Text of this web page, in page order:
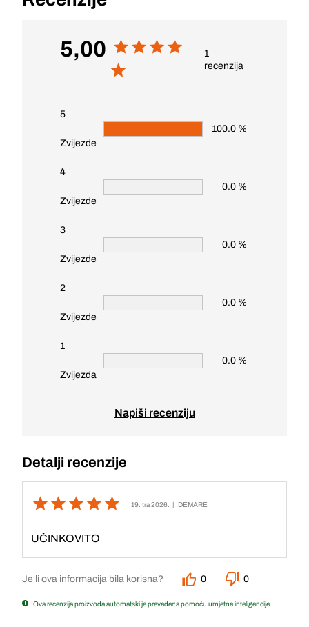
5,00
1
recenzija
5
Zvijezde
100.0 %
4
Zvijezde
0.0 %
3
Zvijezde
0.0 %
2
Zvijezde
0.0 %
1
Zvijezda
0.0 %
Napiši recenziju
Detalji recenzije
19. tra 2026. | DEMARE
UČINKOVITO
Je li ova informacija bila korisna? 0 0
Ova recenzija proizvoda automatski je prevedena pomoću umjetne inteligencije.